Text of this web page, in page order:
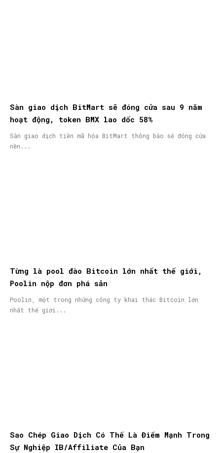
Sàn giao dịch BitMart sẽ đóng cửa sau 9 năm
hoạt động, token BMX lao dốc 58%
Sàn giao dịch tiền mã hóa BitMart thông báo sẽ đóng cửa
nền...
Từng là pool đào Bitcoin lớn nhất thế giới,
Poolin nộp đơn phá sản
Poolin, một trong những công ty khai thác Bitcoin lớn
nhất thế giới...
Sao Chép Giao Dịch Có Thể Là Điểm Mạnh Trong
Sự Nghiệp IB/Affiliate Của Bạn